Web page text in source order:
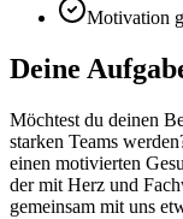
Motivation
Deine
Möchtest du deinen
starken Teams
einen motivierten
der mit Herz und
gemeinsam mit uns